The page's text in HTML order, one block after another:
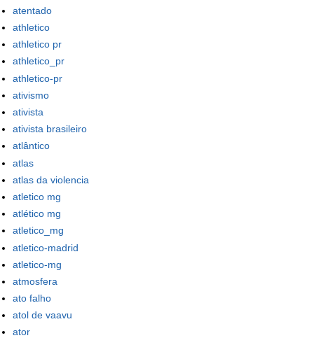
atentado
athletico
athletico pr
athletico_pr
athletico-pr
ativismo
ativista
ativista brasileiro
atlântico
atlas
atlas da violencia
atletico mg
atlético mg
atletico_mg
atletico-madrid
atletico-mg
atmosfera
ato falho
atol de vaavu
ator